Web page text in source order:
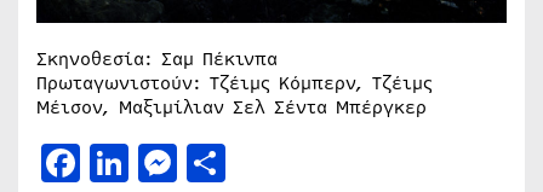
Σκηνοθεσία: Σαμ Πέκινπα
Πρωταγωνιστούν: Τζέιμς Κόμπερν, Τζέιμς
Μέισον, Μαξιμίλιαν Σελ Σέντα Μπέργκερ
Facebook
LinkedIn
Messenger